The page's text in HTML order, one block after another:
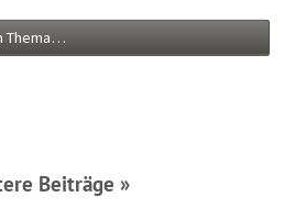
Thema…
Beiträge »